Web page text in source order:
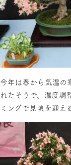
今年は春から気温の
れたそうで、温度調
ミングで見頃を迎え